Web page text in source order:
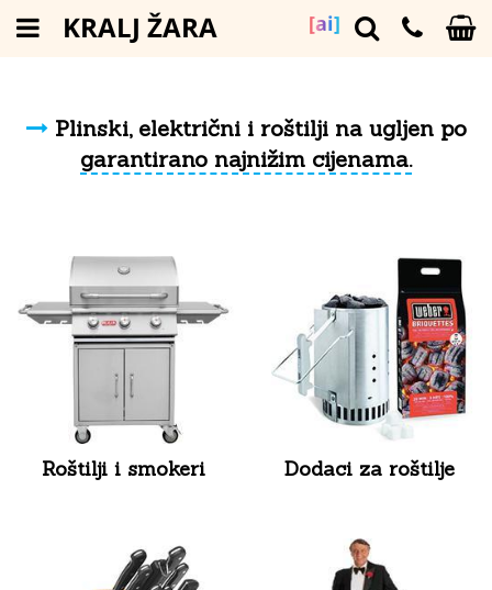
[ai]
KRALJ ŽARA
Plinski, električni i roštilji na ugljen po
garantirano najnižim cijenama.
Roštilji i smokeri Dodaci za roštilje